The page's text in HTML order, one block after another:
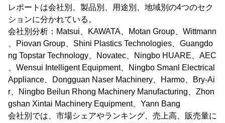
レポートは会社別、製品別、用途別、地域別の4つのセク
ションに分かれている。
会社別分析：Matsui、KAWATA、Motan Group、Wittmann
、Piovan Group、Shini Plastics Technologies、Guangdo
ng Topstar Technology、Novatec、Ningbo HUARE、AEC
、Wensui Intelligent Equipment、Ningbo Smanl Electrical
Appliance、Dongguan Naser Machinery、Harmo、Bry-Ai
r、Ningbo Beilun Rhong Machinery Manufacturing、Zhon
gshan Xintai Machinery Equipment、Yann Bang
会社別では、市場シェアやランキング、売上高、販売量に